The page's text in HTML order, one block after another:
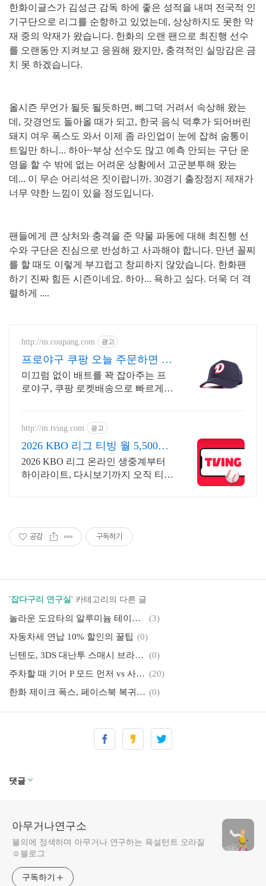
한화이글스가 김성근 감독 하에 좋은 성적을 내며 전국적 인
기구단으로 리그를 순항하고 있었는데, 상상하지도 못한 악
재 중의 악재가 왔습니다. 한화의 오랜 팬으로 최진행 선수
를 오랜동안 지켜보고 응원해 왔지만, 충격적인 실망감은 금
치 못 하겠습니다.
올시즌 무언가 될듯 될듯하면, 삐그덕 거려서 속상해 왔는
데, 갓경언도 돌아올 때가 되고, 한국 음식 덕후가 되어버린
돼지 여우 폭스도 와서 이제 좀 라인업이 눈에 잡혀 숨통이
트일만 하니... 하아~부상 선수도 많고 예측 안되는 구단 운
영을 할 수 밖에 없는 어려운 상황에서 고군분투해 왔는
데... 이 무슨 어리석은 짓이랍니까. 30경기 출장정지 제재가
너무 약한 느낌이 있을 정도입니다.
팬들에게 큰 상처와 충격을 준 약물 파동에 대해 최진행 선
수와 구단은 진심으로 반성하고 사과해야 합니다. 만년 꼴찌
를 할 때도 이렇게 부끄럽고 창피하지 않았습니다. 한화팬
하기 진짜 힘든 시즌이네요. 하아... 욕하고 싶다. 더욱 더 격
렬하게 ....
http://m.coupang.com 광고
프로야구 쿠팡 오늘 주문하면 내
일 도착
미끄럼 없이 배트를 꽉 잡아주는 프
로야구, 쿠팡 로켓배송으로 빠르게
훈련에 집중하세요.
http://m.tving.com 광고
2026 KBO 리그 티빙 월 5,500원
부터
2026 KBO 리그 온라인 생중계부터
하이라이트, 다시보기까지 오직 티빙
공감 구독하기
'잡다구리 연구실' 카테고리의 다른 글
놀라운 도요타의 알루미늄 테이프 튜닝
(3)
자동차세 연납 10% 할인의 꿀팁 (0)
닌텐도, 3DS 대난투 스매시 브라더스 ‘반글화’
(0)
주차할 때 기어 P 모드 먼저 vs 사이드 체결이 먼저? (20)
한화 제이크 폭스, 페이스북 복귀 관련 글 작성 (0)
한화의 불꽃 에이스, 삼성전 완투 탈보트 (0)
한화 신성현, 대활약이 기대되는 꽃미남 내야수
(2)
태블릿도 아니고, 이북도 아니여~ 크레마원 사용기
(1)
댓글
아무거나연구소
불의에 정색하며 아무거나 연구하는 욕설턴트 오라질
☺블로그
구독하기